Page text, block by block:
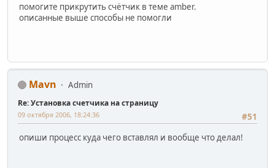
помогите прикрутить счётчик в теме amber.
описанные выше способы не помогли
Mavn Admin
Re: Установка счетчика на страницу
#51
09 октября 2006, 18:24:36
опиши процесс куда чего вставлял и вообще что делал!